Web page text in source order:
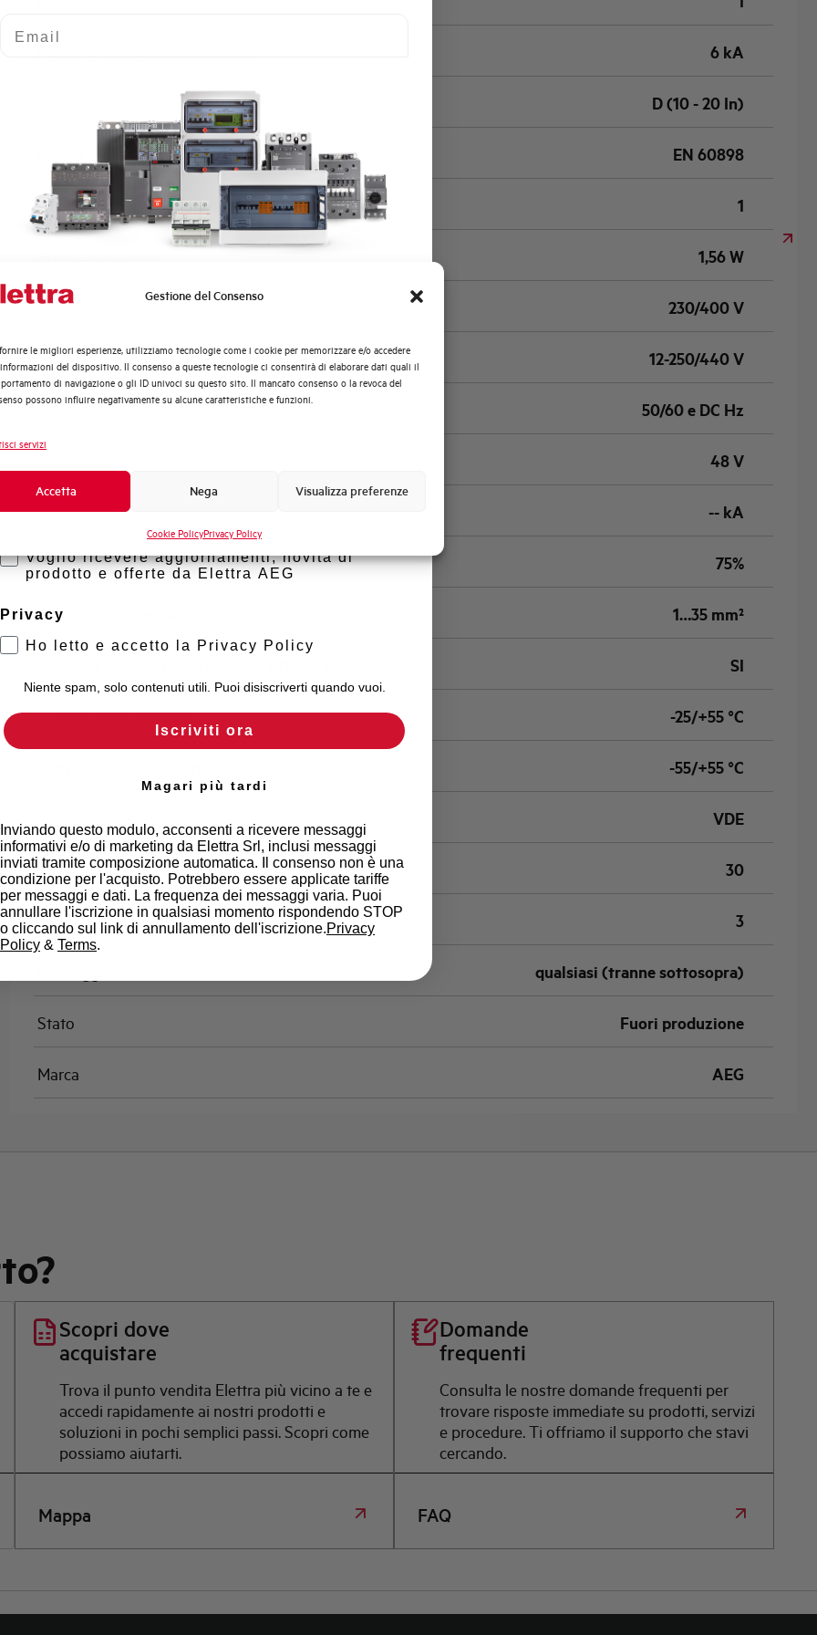
Gestione del Consenso
le migliori esperienze, utilizziamo tecnologie come i cookie per memorizzare e/o accedere
del dispositivo. Il consenso a queste tecnologie ci consentirà di elaborare dati quali il
di navigazione o gli ID univoci su questo sito. Il mancato consenso o la revoca del
possono influire negativamente su alcune caratteristiche e funzioni.
servizi
Accetta Nega Visualizza preferenze
Cookie PolicyPrivacy Policy
6 kA
D (10 - 20 In)
EN 60898
Numero moduli 1
1,56 W
Tensione nominale Ue AC 230/400 V
Tensione di impiego min-max AC 12-250/440 V
Frequenza 50/60 e DC Hz
48 V
Capacità di rottura EN60947-2 Icu a 400V -- kA
Capacità di rottura di servizio Ics (%Icu) 75%
Capacità dei terminali 1…35 mm²
SI
Temperatura di impiego -25/+55 °C
-55/+55 °C
VDE
Temperatura di riferimento (°C) 30
Classe di limitazione 3
qualsiasi (tranne sottosopra)
Stato Fuori produzione
Marca AEG
Scopri dove
acquistare
Trova il punto vendita Elettra più vicino a te e
accedi rapidamente ai nostri prodotti e
soluzioni in pochi semplici passi. Scopri come
possiamo aiutarti.
Mappa
Domande
frequenti
Consulta le nostre domande frequenti per
trovare risposte immediate su prodotti, servizi
e procedure. Ti offriamo il supporto che stavi
cercando.
FAQ
Quali argomenti ti interessano di più?
Automazione Industriale
Fotovoltaico
Sistema Quadri
Formazione tecnica
Voglio ricevere aggiornamenti, novità di
prodotto e offerte da Elettra AEG
Privacy
Ho letto e accetto la Privacy Policy
Niente spam, solo contenuti utili. Puoi disiscriverti quando vuoi.
Iscriviti ora
Magari più tardi
Inviando questo modulo, acconsenti a ricevere messaggi
informativi e/o di marketing da Elettra Srl, inclusi messaggi
inviati tramite composizione automatica. Il consenso non è una
condizione per l'acquisto. Potrebbero essere applicate tariffe
per messaggi e dati. La frequenza dei messaggi varia. Puoi
annullare l'iscrizione in qualsiasi momento rispondendo STOP
o cliccando sul link di annullamento dell'iscrizione.Privacy
Policy & Terms.